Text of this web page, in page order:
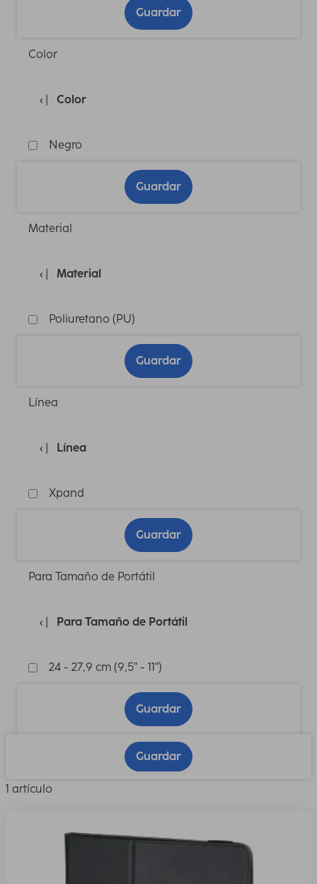
Guardar
Color
Color
Negro
Guardar
Material
Material
Poliuretano (PU)
Guardar
Línea
Línea
Xpand
Guardar
Para Tamaño de Portátil
Para Tamaño de Portátil
24 - 27,9 cm (9,5" - 11")
Guardar
Guardar
1 artículo